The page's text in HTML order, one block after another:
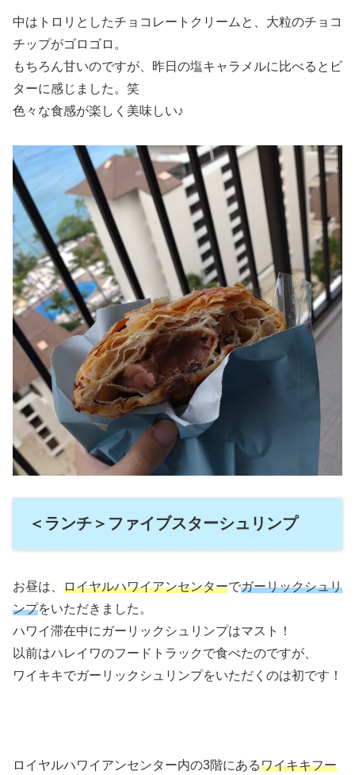
中はトロリとしたチョコレートクリームと、大粒のチョコ
チップがゴロゴロ。
もちろん甘いのですが、昨日の塩キャラメルに比べるとビ
ターに感じました。笑
色々な食感が楽しく美味しい♪
＜ランチ＞ファイブスターシュリンプ
お昼は、 ロイヤルハワイアンセンターでガーリックシュリ
ンプをいただきました。
ハワイ滞在中にガーリックシュリンプはマスト！
以前はハレイワのフードトラックで食べたのですが、
ワイキキでガーリックシュリンプをいただくのは初です！
ロイヤルハワイアンセンター内の3階にあるワイキキフー